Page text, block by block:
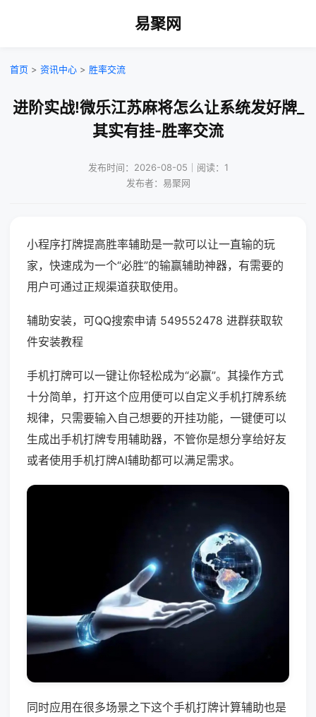
易聚网
首页 > 资讯中心 > 胜率交流
进阶实战!微乐江苏麻将怎么让系统发好牌_
其实有挂-胜率交流
发布时间：2026-08-05｜阅读：1
发布者：易聚网
小程序打牌提高胜率辅助是一款可以让一直输的玩
家，快速成为一个“必胜”的输赢辅助神器，有需要的
用户可通过正规渠道获取使用。
辅助安装，可QQ搜索申请 549552478 进群获取软
件安装教程
手机打牌可以一键让你轻松成为“必赢”。其操作方式
十分简单，打开这个应用便可以自定义手机打牌系统
规律，只需要输入自己想要的开挂功能，一键便可以
生成出手机打牌专用辅助器，不管你是想分享给好友
或者使用手机打牌AI辅助都可以满足需求。
同时应用在很多场景之下这个手机打牌计算辅助也是